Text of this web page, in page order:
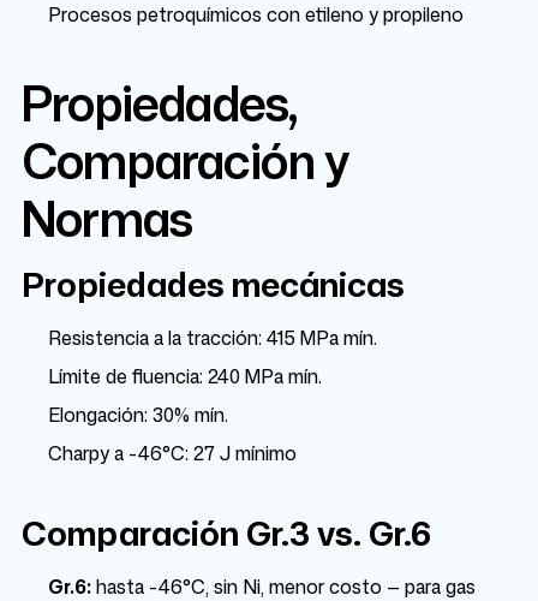
Procesos petroquímicos con etileno y propileno
Propiedades,
Comparación y
Normas
Propiedades mecánicas
Resistencia a la tracción: 415 MPa mín.
Límite de fluencia: 240 MPa mín.
Elongación: 30% mín.
Charpy a -46°C: 27 J mínimo
Comparación Gr.3 vs. Gr.6
Gr.6:hasta -46°C, sin Ni, menor costo — para gas